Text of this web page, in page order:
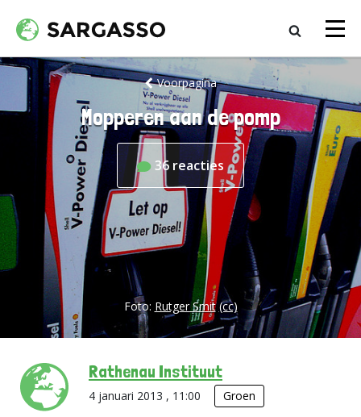
Voorpagina
Mopperen aan de pomp
36 reacties
Foto: Rutger Smit (cc)
Rathenau Instituut
4 januari 2013 , 11:00 Groen